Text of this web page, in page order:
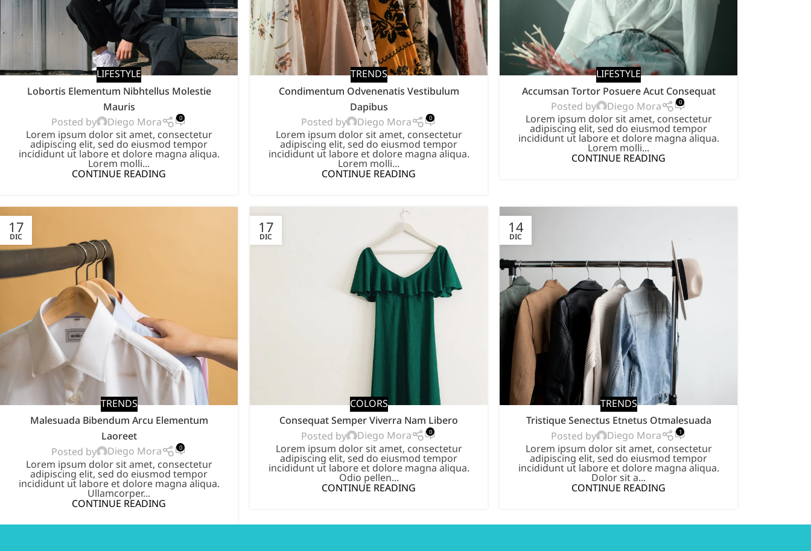
LIFESTYLE
Lobortis Elementum Nibhtellus Molestie
Mauris
Posted by
Diego Mora 0
Lorem ipsum dolor sit amet, consectetur
adipiscing elit, sed do eiusmod tempor
incididunt ut labore et dolore magna aliqua.
Lorem molli...
CONTINUE READING
TRENDS
Condimentum Odvenenatis Vestibulum
Dapibus
Posted by
Diego Mora 0
Lorem ipsum dolor sit amet, consectetur
adipiscing elit, sed do eiusmod tempor
incididunt ut labore et dolore magna aliqua.
Lorem molli...
CONTINUE READING
LIFESTYLE
Accumsan Tortor Posuere Acut Consequat
Posted by
Diego Mora 0
Lorem ipsum dolor sit amet, consectetur
adipiscing elit, sed do eiusmod tempor
incididunt ut labore et dolore magna aliqua.
Lorem molli...
CONTINUE READING
17
DIC
TRENDS
Malesuada Bibendum Arcu Elementum
Laoreet
Posted by
Diego Mora 0
Lorem ipsum dolor sit amet, consectetur
adipiscing elit, sed do eiusmod tempor
incididunt ut labore et dolore magna aliqua.
Ullamcorper...
CONTINUE READING
17
DIC
COLORS
Consequat Semper Viverra Nam Libero
Posted by
Diego Mora 0
Lorem ipsum dolor sit amet, consectetur
adipiscing elit, sed do eiusmod tempor
incididunt ut labore et dolore magna aliqua.
Odio pellen...
CONTINUE READING
14
DIC
TRENDS
Tristique Senectus Etnetus Otmalesuada
Posted by
Diego Mora 1
Lorem ipsum dolor sit amet, consectetur
adipiscing elit, sed do eiusmod tempor
incididunt ut labore et dolore magna aliqua.
Dolor sit a...
CONTINUE READING